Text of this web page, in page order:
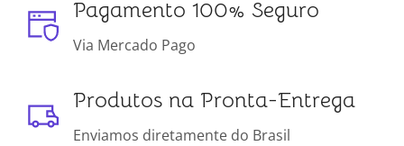
Pagamento 100% Seguro
Via Mercado Pago
Produtos na Pronta-Entrega
Enviamos diretamente do Brasil